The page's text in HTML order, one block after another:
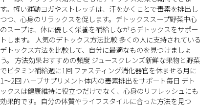
す。軽い運動ヨガやストレッチは、汗をかくことで毒素を排出し
つつ、心身のリラックスを促します。デトックススープ野菜中心
のスープは、体に優しく栄養を補給しながらデトックスをサポー
トします。 人気のデトックス方法比較 多くの人に支持されている
デトックス方法を比較して、自分に最適なものを見つけましょ
う。 方法効果おすすめの頻度 ジュースクレンズ新鮮な果物と野菜
でビタミン補給週に1回 ファスティング消化器官を休ませる月に
1〜2回 ハーブサプリメント体内の毒素排出をサポート毎日 デト
ックスは健康維持に役立つだけでなく、心身のリフレッシュにも
効果的です。自分の体質やライフスタイルに合った方法を見つ